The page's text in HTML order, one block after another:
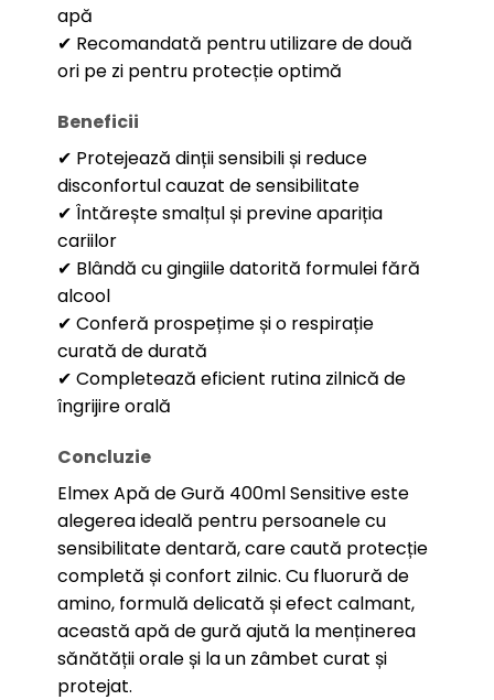
apă
✔ Recomandată pentru utilizare de două
ori pe zi pentru protecție optimă
Beneficii
✔ Protejează dinții sensibili și reduce
disconfortul cauzat de sensibilitate
✔ Întărește smalțul și previne apariția
cariilor
✔ Blândă cu gingiile datorită formulei fără
alcool
✔ Conferă prospețime și o respirație
curată de durată
✔ Completează eficient rutina zilnică de
îngrijire orală
Concluzie
Elmex Apă de Gură 400ml Sensitive este
alegerea ideală pentru persoanele cu
sensibilitate dentară, care caută protecție
completă și confort zilnic. Cu fluorură de
amino, formulă delicată și efect calmant,
această apă de gură ajută la menținerea
sănătății orale și la un zâmbet curat și
protejat.